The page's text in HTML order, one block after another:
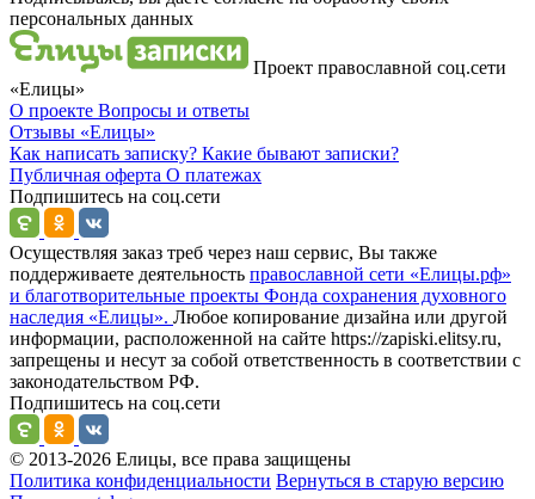
персональных данных
Проект православной соц.сети
«Елицы»
О проекте Вопросы и ответы
Отзывы «Елицы»
Как написать записку? Какие бывают записки?
Публичная оферта О платежах
Подпишитесь на соц.сети
Осуществляя заказ треб через наш сервис, Вы также
поддерживаете деятельность православной сети «Елицы.рф»
и благотворительные проекты Фонда сохранения духовного
наследия «Елицы». Любое копирование дизайна или другой
информации, расположенной на сайте https://zapiski.elitsy.ru,
запрещены и несут за собой ответственность в соответствии с
законодательством РФ.
Подпишитесь на соц.сети
© 2013-2026 Елицы, все права защищены
Политика конфиденциальности Вернуться в старую версию